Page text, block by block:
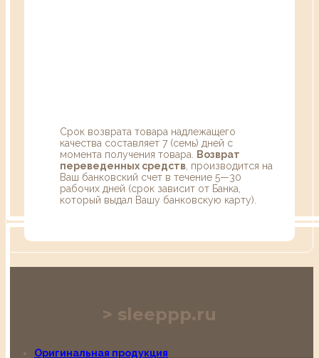
Срок возврата товара надлежащего
качества составляет 7 (семь) дней с
момента получения товара.
Возврат
переведенных средств , производится на
Ваш банковский счет в течение 5—30
рабочих дней (срок зависит от Банка,
который выдал Вашу банковскую карту).
sleeppp.ru
Оригинальная продукция